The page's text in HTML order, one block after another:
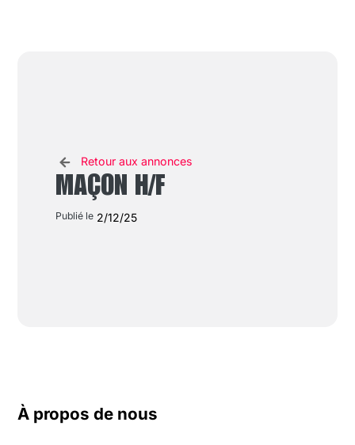
Retour aux annonces
MAÇON H/F
Publié le 2/12/25
À propos de nous